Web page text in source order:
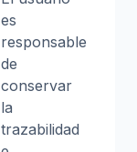
es
responsable
de
conservar
la
trazabilidad